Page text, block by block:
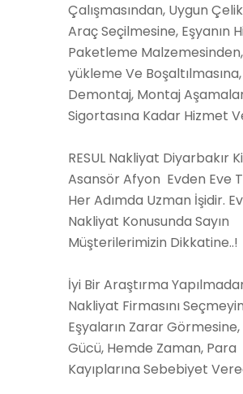
Çalışmasından, Uygun
Araç Seçilmesine, Eşyanın
Paketleme Malzemesinden,
yükleme Ve Boşaltılmasına,
Demontaj, Montaj
Sigortasına Kadar Hizmet
RESUL Nakliyat Diyarbakır
Asansör Afyon Evden Eve
Her Adımda Uzman İşidir.
Nakliyat Konusunda Sayın
Müşterilerimizin Dikkatine..!
İyi Bir Araştırma
Nakliyat Firmasını
Eşyaların Zarar
Gücü, Hemde Zaman, Para
Kayıplarına Sebebiyet